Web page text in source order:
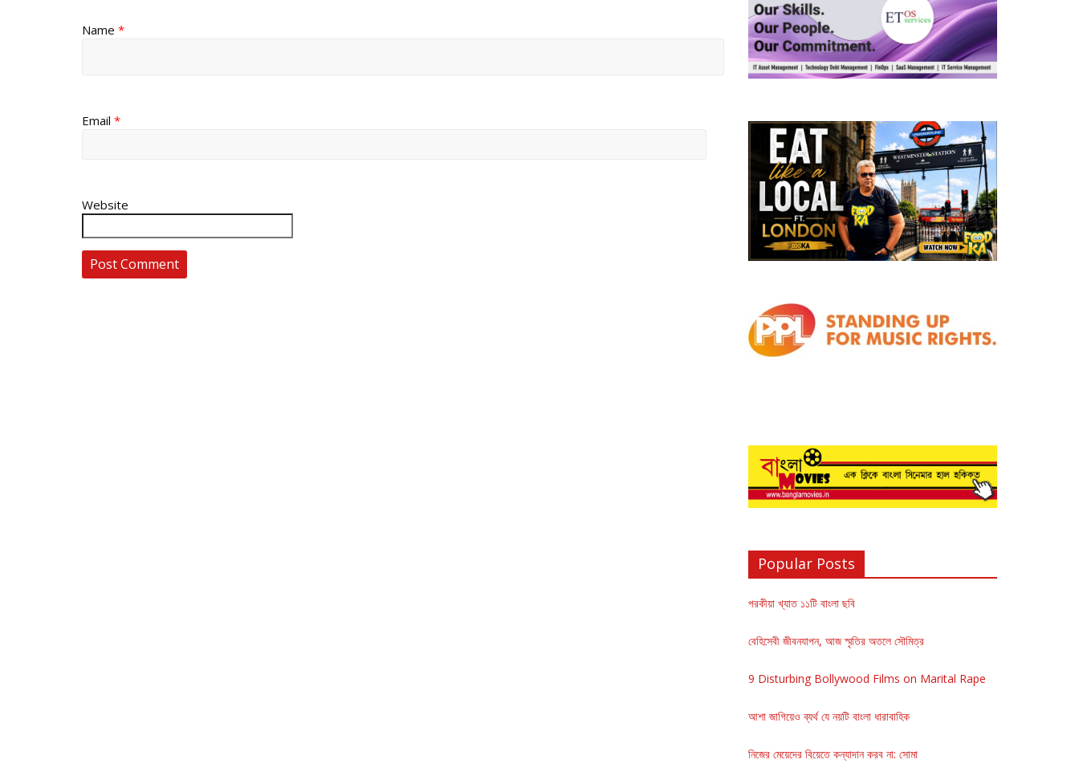
Name *
Email *
Website
Popular Posts
পরকীয়া খ্যাত ১১টি বাংলা ছবি
বেহিসেবী জীবনযাপন, আজ স্মৃতির অতলে সৌমিত্র
9 Disturbing Bollywood Films on Marital Rape
আশা জাগিয়েও ব্যর্থ যে নয়টি বাংলা ধারাবাহিক
নিজের মেয়েদের বিয়েতে কন্যাদান করব না: সোমা